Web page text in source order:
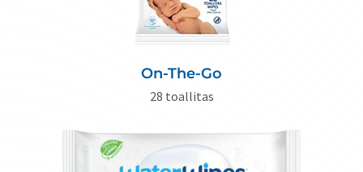
On-The-Go
28 toallitas
COMPRAR PRODUCTOS WATERWIPES